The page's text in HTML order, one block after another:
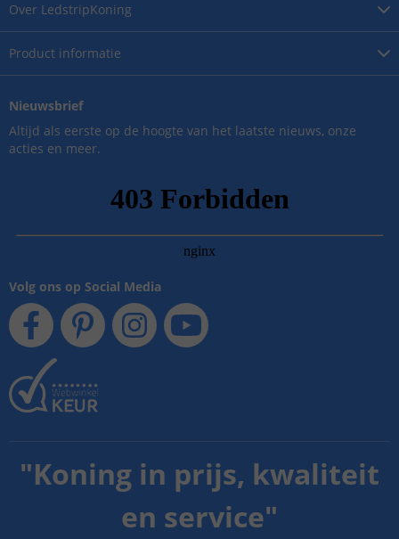
Over LedstripKoning
Product informatie
Nieuwsbrief
Altijd als eerste op de hoogte van het laatste nieuws, onze
acties en meer.
Volg ons op Social Media
"Koning in prijs, kwaliteit
en service"